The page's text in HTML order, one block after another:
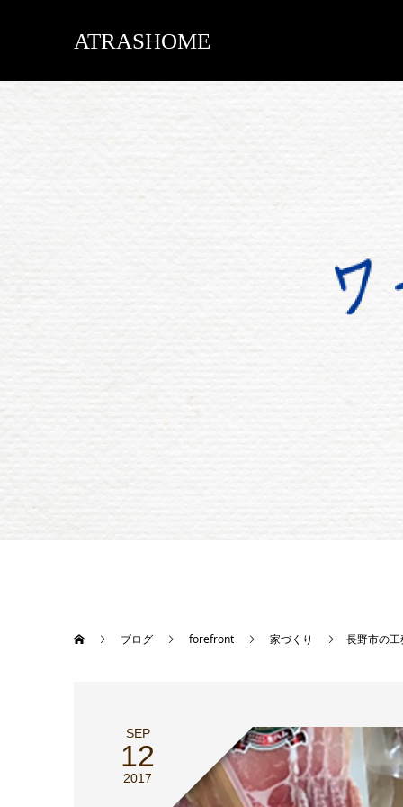
ATRASHOME
ブログ forefront 家づくり 長野市の
SEP
12
2017